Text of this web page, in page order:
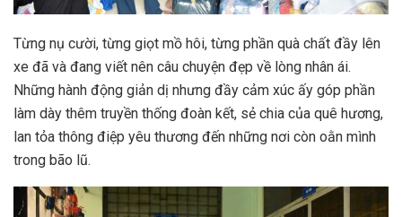
Từng nụ cười, từng giọt mồ hôi, từng phần quà chất đầy lên
xe đã và đang viết nên câu chuyện đẹp về lòng nhân ái.
Những hành động giản dị nhưng đầy cảm xúc ấy góp phần
làm dày thêm truyền thống đoàn kết, sẻ chia của quê hương,
lan tỏa thông điệp yêu thương đến những nơi còn oằn mình
trong bão lũ.